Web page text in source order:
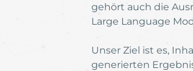
gehört auch die
Large Language
Unser Ziel ist es,
generierten